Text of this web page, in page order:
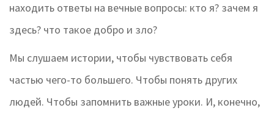
находить ответы на вечные вопросы: кто я? зачем я
здесь? что такое добро и зло?
Мы слушаем истории, чтобы чувствовать себя
частью чего-то большего. Чтобы понять других
людей. Чтобы запомнить важные уроки. И, конечно,